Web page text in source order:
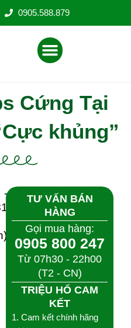
0905.588.879
Menu
Cứng Tại
khủng”
-
TƯ VẤN BÁN
HÀNG
Gọi mua hàng:
0905 800 247
Từ 07h30 - 22h00
(T2 - CN)
TRIỆU HỔ CAM
KẾT
1. Cam kết chính hãng